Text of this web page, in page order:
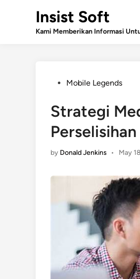
Insist Soft
Kami Memberikan Informasi
PostedMobile Legends
Strategi
Perselisihan
by Donald Jenkins • May